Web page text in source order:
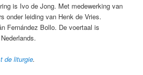
is Ivo de Jong. Met medewerking van
onder leiding van Henk de Vries.
Fernández Bollo. De voertaal is
de liturgie.